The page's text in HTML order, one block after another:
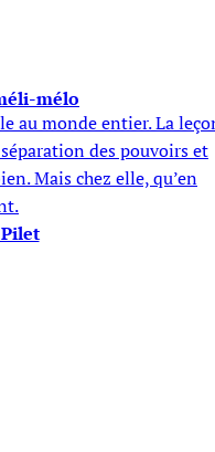
mélo
au monde entier. La
des pouvoirs et
Mais chez elle, qu’en